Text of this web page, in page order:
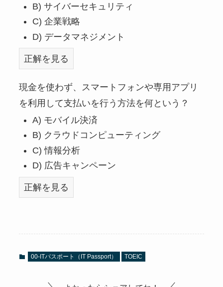
B) サイバーセキュリティ
C) 企業戦略
D) データマネジメント
正解を見る
現金を使わず、スマートフォンや専用アプリ
を利用して支払いを行う方法を何という？
A) モバイル決済
B) クラウドコンピューティング
C) 情報分析
D) 広告キャンペーン
正解を見る
00-ITパスポート（IT Passport） TOEIC